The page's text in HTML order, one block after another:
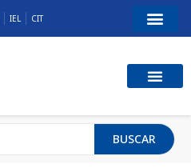
IEL CIT
BUSCAR